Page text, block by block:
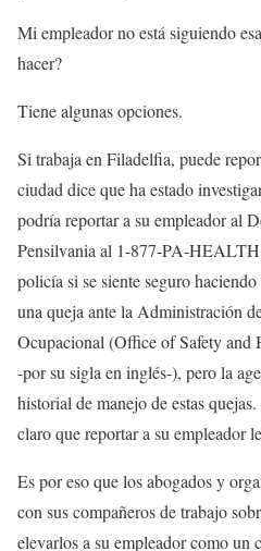
Mi empleador no está siguiendo
hacer?
Tiene algunas opciones.
Si trabaja en Filadelfia, puede
ciudad dice que ha estado
podría reportar a su empleador al
Pensilvania al 1-877-PA-
policía si se siente seguro
una queja ante la Administración
Ocupacional (Office of Safety
-por su sigla en inglés-), pero la
historial de manejo de estas
claro que reportar a su empleador
Es por eso que los abogados y
con sus compañeros de trabajo
elevarlos a su empleador como un